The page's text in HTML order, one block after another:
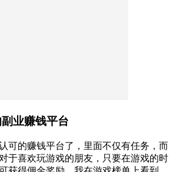
业赚钱平台
可的赚钱平台了，里面不仅有任务，而
于喜欢玩游戏的朋友，只要在游戏的时